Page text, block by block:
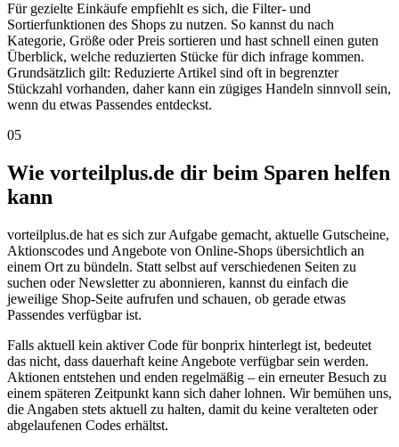
Für gezielte Einkäufe empfiehlt es sich, die Filter- und
Sortierfunktionen des Shops zu nutzen. So kannst du nach
Kategorie, Größe oder Preis sortieren und hast schnell einen guten
Überblick, welche reduzierten Stücke für dich infrage kommen.
Grundsätzlich gilt: Reduzierte Artikel sind oft in begrenzter
Stückzahl vorhanden, daher kann ein zügiges Handeln sinnvoll sein,
wenn du etwas Passendes entdeckst.
05
Wie vorteilplus.de dir beim Sparen helfen
kann
vorteilplus.de hat es sich zur Aufgabe gemacht, aktuelle Gutscheine,
Aktionscodes und Angebote von Online-Shops übersichtlich an
einem Ort zu bündeln. Statt selbst auf verschiedenen Seiten zu
suchen oder Newsletter zu abonnieren, kannst du einfach die
jeweilige Shop-Seite aufrufen und schauen, ob gerade etwas
Passendes verfügbar ist.
Falls aktuell kein aktiver Code für bonprix hinterlegt ist, bedeutet
das nicht, dass dauerhaft keine Angebote verfügbar sein werden.
Aktionen entstehen und enden regelmäßig – ein erneuter Besuch zu
einem späteren Zeitpunkt kann sich daher lohnen. Wir bemühen uns,
die Angaben stets aktuell zu halten, damit du keine veralteten oder
abgelaufenen Codes erhältst.